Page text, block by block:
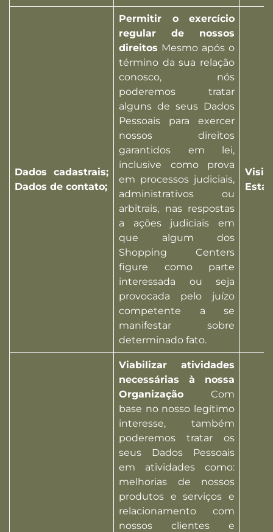
Dados cadastrais;
Dados de contato;
Permitir o exercício
regular de nossos
direitos Mesmo após o
término da sua relação
conosco, nós
poderemos tratar
alguns de seus Dados
Pessoais para exercer
nossos direitos
garantidos em lei,
inclusive como prova
em processos judiciais,
administrativos ou
arbitrais, nas respostas
a ações judiciais em
que algum dos
Shopping Centers
figure como parte
interessada ou seja
provocada pelo juízo
competente a se
manifestar sobre
determinado fato.
Viabilizar atividades
necessárias à nossa
Organização Com
base no nosso legítimo
interesse, também
poderemos tratar os
seus Dados Pessoais
em atividades como:
melhorias de nossos
produtos e serviços e
relacionamento com
nossos clientes e